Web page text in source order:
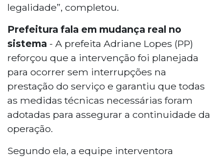
legalidade”, completou.
Prefeitura fala em mudança real no
sistema - A prefeita Adriane Lopes (PP)
reforçou que a intervenção foi planejada
para ocorrer sem interrupções na
prestação do serviço e garantiu que todas
as medidas técnicas necessárias foram
adotadas para assegurar a continuidade da
operação.
Segundo ela, a equipe interventora